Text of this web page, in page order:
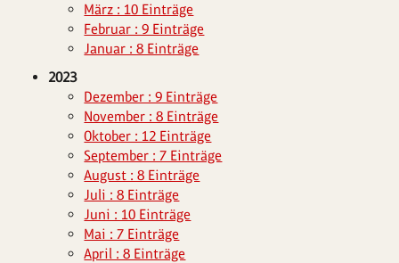
März : 10 Einträge
Februar : 9 Einträge
Januar : 8 Einträge
2023
Dezember : 9 Einträge
November : 8 Einträge
Oktober : 12 Einträge
September : 7 Einträge
August : 8 Einträge
Juli : 8 Einträge
Juni : 10 Einträge
Mai : 7 Einträge
April : 8 Einträge